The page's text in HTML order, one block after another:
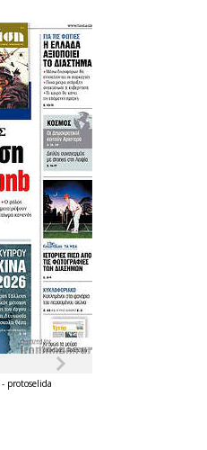
- protoselida